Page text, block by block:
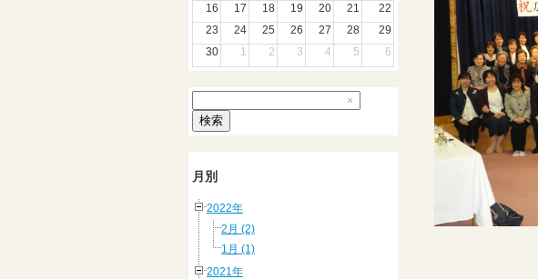
16 17 18 19 20 21
22
23
24 25 26 27 28
29
30
1 2 3 4 5 6
×
検索
月別
2022年
2月 (2)
1月 (1)
2021年